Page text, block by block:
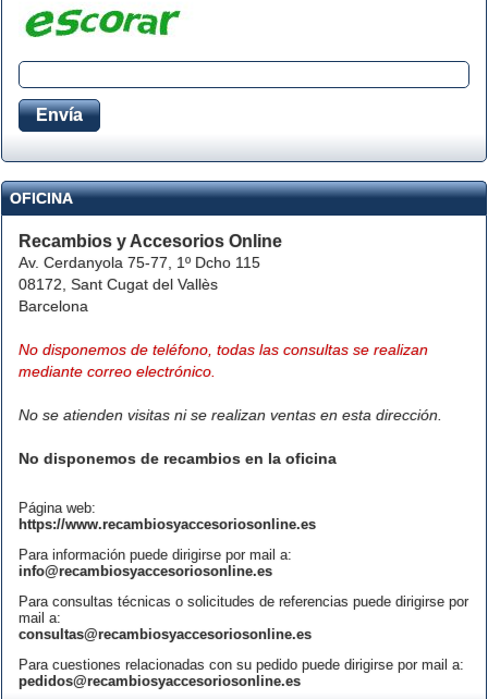
OFICINA
Recambios y Accesorios Online
Av. Cerdanyola 75-77, 1º Dcho 115
08172, Sant Cugat del Vallès
Barcelona
No disponemos de teléfono, todas las consultas se realizan
mediante correo electrónico.
No se atienden visitas ni se realizan ventas en esta dirección.
No disponemos de recambios en la oficina
Página web:
https://www.recambiosyaccesoriosonline.es
Para información puede dirigirse por mail a:
info@recambiosyaccesoriosonline.es
Para consultas técnicas o solicitudes de referencias puede dirigirse por
mail a:
consultas@recambiosyaccesoriosonline.es
Para cuestiones relacionadas con su pedido puede dirigirse por mail a:
pedidos@recambiosyaccesoriosonline.es